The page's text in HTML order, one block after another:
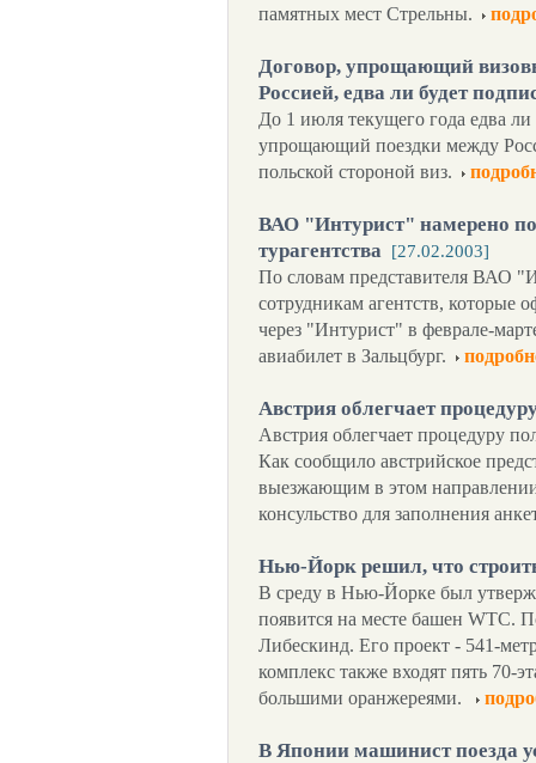
памятных мест Стрельны.
Договор, упрощающий
Россией, едва ли будет
До 1 июля текущего года едва ли
упрощающий поездки между
польской стороной виз.
ВАО "Интурист" намерено
турагентства [27.02.2003]
По словам представителя ВАО
сотрудникам агентств,
через "Интурист" в феврале-
авиабилет в Зальцбург.
Австрия облегчает
Австрия облегчает процедуру
Как сообщило австрийское
выезжающим в этом
консульство для заполнения
Нью-Йорк решил, что
В среду в Нью-Йорке был
появится на месте башен WTC.
Либескинд. Его проект - 541-
комплекс также входят пять
большими оранжереями.
В Японии машинист поезда